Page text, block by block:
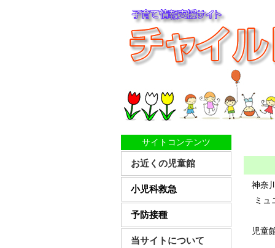
神奈
ミュ
児童
サイトコンテンツ
お近くの児童館
小児科救急
予防接種
当サイトについて